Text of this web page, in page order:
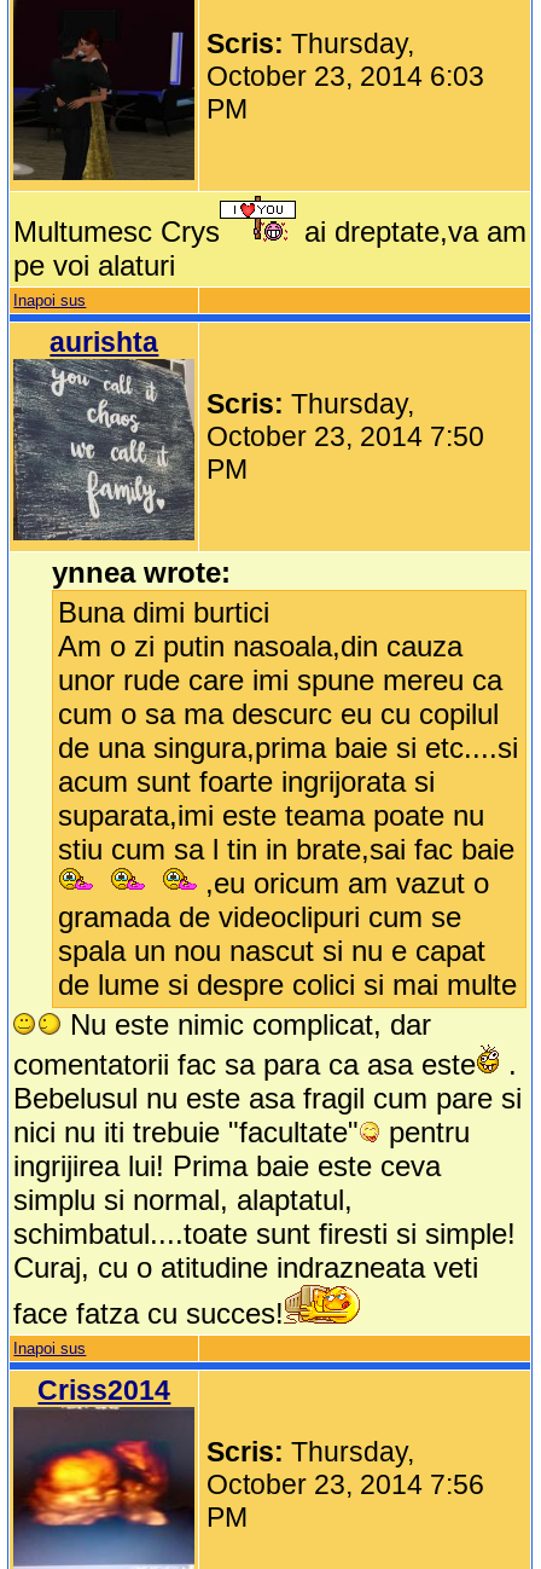
Scris:Thursday,
October 23, 2014 6:03
PM
Multumesc Crys
ai dreptate,va am
pe voi alaturi
Inapoi sus
aurishta
Scris:Thursday,
October 23, 2014 7:50
PM
ynnea wrote:
Buna dimi burtici
Am o zi putin nasoala,din cauza
unor rude care imi spune mereu ca
cum o sa ma descurc eu cu copilul
de una singura,prima baie si etc....si
acum sunt foarte ingrijorata si
suparata,imi este teama poate nu
stiu cum sa l tin in brate,sai fac baie
,eu oricum am vazut o
gramada de videoclipuri cum se
spala un nou nascut si nu e capat
de lume si despre colici si mai multe
Nu este nimic complicat, dar
comentatorii fac sa para ca asa este
.
Bebelusul nu este asa fragil cum pare si
nici nu iti trebuie "facultate"
pentru
ingrijirea lui! Prima baie este ceva
simplu si normal, alaptatul,
schimbatul....toate sunt firesti si simple!
Curaj, cu o atitudine indrazneata veti
face fatza cu succes!
Inapoi sus
Criss2014
Scris:Thursday,
October 23, 2014 7:56
PM